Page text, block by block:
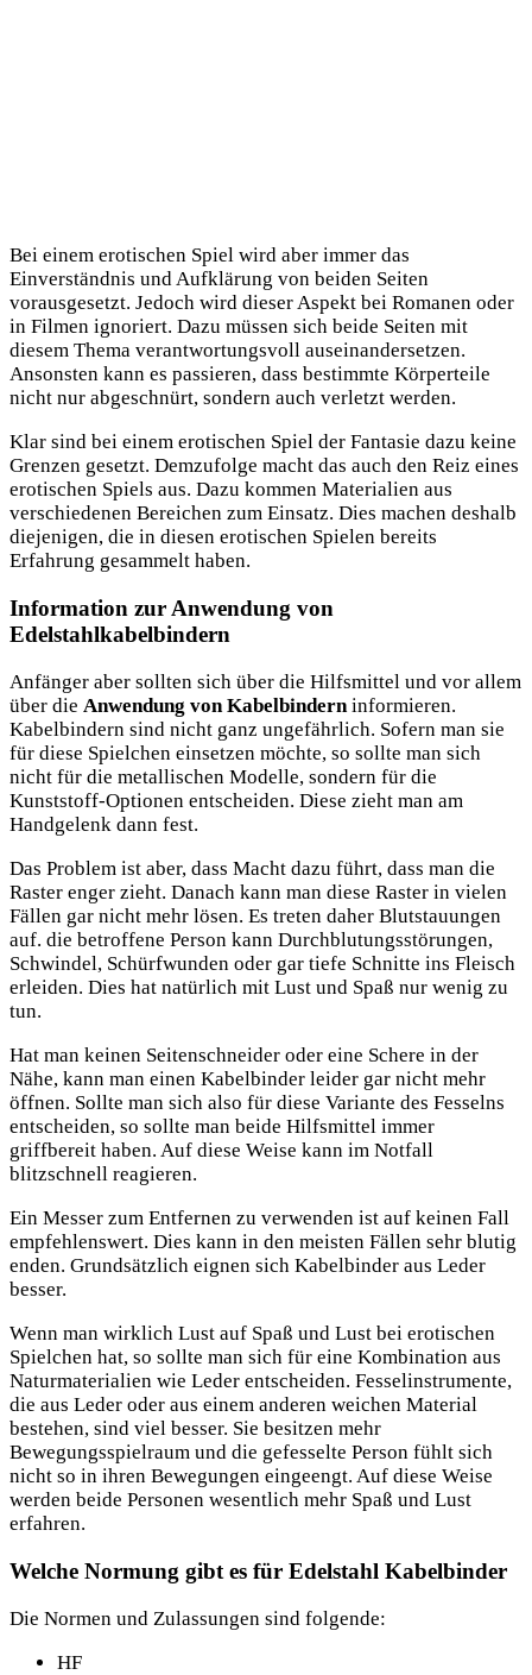
Bei einem erotischen Spiel wird aber immer das
Einverständnis und Aufklärung von beiden Seiten
vorausgesetzt. Jedoch wird dieser Aspekt bei Romanen oder
in Filmen ignoriert. Dazu müssen sich beide Seiten mit
diesem Thema verantwortungsvoll auseinandersetzen.
Ansonsten kann es passieren, dass bestimmte Körperteile
nicht nur abgeschnürt, sondern auch verletzt werden.
Klar sind bei einem erotischen Spiel der Fantasie dazu keine
Grenzen gesetzt. Demzufolge macht das auch den Reiz eines
erotischen Spiels aus. Dazu kommen Materialien aus
verschiedenen Bereichen zum Einsatz. Dies machen deshalb
diejenigen, die in diesen erotischen Spielen bereits
Erfahrung gesammelt haben.
Information zur Anwendung von
Edelstahlkabelbindern
Anfänger aber sollten sich über die Hilfsmittel und vor allem
über die Anwendung von Kabelbindern informieren.
Kabelbindern sind nicht ganz ungefährlich. Sofern man sie
für diese Spielchen einsetzen möchte, so sollte man sich
nicht für die metallischen Modelle, sondern für die
Kunststoff-Optionen entscheiden. Diese zieht man am
Handgelenk dann fest.
Das Problem ist aber, dass Macht dazu führt, dass man die
Raster enger zieht. Danach kann man diese Raster in vielen
Fällen gar nicht mehr lösen. Es treten daher Blutstauungen
auf. die betroffene Person kann Durchblutungsstörungen,
Schwindel, Schürfwunden oder gar tiefe Schnitte ins Fleisch
erleiden. Dies hat natürlich mit Lust und Spaß nur wenig zu
tun.
Hat man keinen Seitenschneider oder eine Schere in der
Nähe, kann man einen Kabelbinder leider gar nicht mehr
öffnen. Sollte man sich also für diese Variante des Fesselns
entscheiden, so sollte man beide Hilfsmittel immer
griffbereit haben. Auf diese Weise kann im Notfall
blitzschnell reagieren.
Ein Messer zum Entfernen zu verwenden ist auf keinen Fall
empfehlenswert. Dies kann in den meisten Fällen sehr blutig
enden. Grundsätzlich eignen sich Kabelbinder aus Leder
besser.
Wenn man wirklich Lust auf Spaß und Lust bei erotischen
Spielchen hat, so sollte man sich für eine Kombination aus
Naturmaterialien wie Leder entscheiden. Fesselinstrumente,
die aus Leder oder aus einem anderen weichen Material
bestehen, sind viel besser. Sie besitzen mehr
Bewegungsspielraum und die gefesselte Person fühlt sich
nicht so in ihren Bewegungen eingeengt. Auf diese Weise
werden beide Personen wesentlich mehr Spaß und Lust
erfahren.
Welche Normung gibt es für Edelstahl Kabelbinder
Die Normen und Zulassungen sind folgende:
HF